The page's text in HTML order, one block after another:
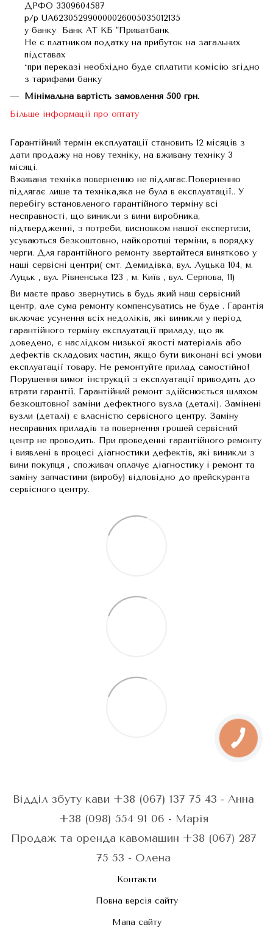
ДРФО 3309604587
р/р UA623052990000026005035012135
у банку Банк АТ КБ "Приватбанк
Не є платником податку на прибуток на загальних
підставах
*при переказі необхідно буде сплатити комісію згідно
з тарифами банку
Мінімальна вартість замовлення 500 грн.
Більше інформації про оптату
Гарантійний термін експлуатації становить 12 місяців з
дати продажу на нову техніку, на вживану техніку 3
місяці.
Вживана техніка поверненню не підлягає.Поверненню
підлягає лише та техніка,яка не була в експлуатації.. У
перебігу встановленого гарантійного терміну всі
несправності, що виникли з вини виробника,
підтвердженні, з потреби, висновком нашої експертизи,
усуваються безкоштовно, найкоротші терміни, в порядку
черги. Для гарантійного ремонту звертайтеся винятково у
наші сервісні центри( смт. Демидівка, вул. Луцька 104, м.
Луцьк , вул. Рівненська 123 , м. Київ , вул. Серпова, 11)
Ви маєте право звернутись в будь який наш сервісний
центр, але сума ремонту компенсуватись не буде . Гарантія
включає усунення всіх недоліків, які виникли у період
гарантійного терміну експлуатації приладу, що як
доведено, є наслідком низької якості матеріалів або
дефектів складових частин, якщо бути виконані всі умови
експлуатації товару. Не ремонтуйте прилад самостійно!
Порушення вимог інструкції з експлуатації приводить до
втрати гарантії. Гарантійний ремонт здійснюється шляхом
безкоштовної заміни дефектного вузла (деталі). Замінені
вузли (деталі) є власністю сервісного центру. Заміну
несправних приладів та повернення грошей сервісний
центр не проводить. При проведенні гарантійного ремонту
і виявлені в процесі діагностики дефектів, які виникли з
вини покупця , споживач оплачує діагностику і ремонт та
заміну запчастини (виробу) відповідно до прейскуранта
сервісного центру.
Відділ збуту кави +38 (067) 137 75 43 - Анна
+38 (098) 554 91 06 - Марія
Продаж та оренда кавомашин +38 (067) 287
75 53 - Олена
Контакти
Повна версія сайту
Мапа сайту